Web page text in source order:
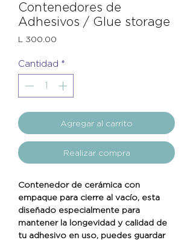
Contenedores de
Adhesivos / Glue storage
L 300.00
Cantidad *
Agregar al carrito
Realizar compra
Contenedor de cerámica con
empaque para cierre al vacío, esta
diseñado especialmente para
mantener la longevidad y calidad de
tu adhesivo en uso, puedes guardar